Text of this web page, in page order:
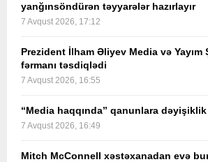
yanğınsöndürən təyyarələr hazırlayır
7 Avqust 2026, 17:12
Prezident İlham Əliyev Media və Yayım
fərmanı təsdiqlədi
7 Avqust 2026, 16:55
“Media haqqında” qanunlara
7 Avqust 2026, 16:49
Mitch McConnell xəstəxanadan evə